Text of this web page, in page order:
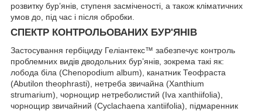
розвитку бур’янів, ступеня засміченості, а також кліматичних
умов до, під час і після обробки.
СПЕКТР КОНТРОЛЬОВАНИХ БУР'ЯНІВ
Застосування гербіциду Геліантекс™ забезпечує контроль
проблемних видів дводольних бур’янів, зокрема такі як:
лобода біла (Chenopodium album), канатник Теофраста
(Abutilon theophrasti), нетреба звичайна (Xanthium
strumarium), чорнощир нетреболистий (Iva xanthiifolia),
чорнощир звичайний (Cyclachaena xantiifolia), підмаренник